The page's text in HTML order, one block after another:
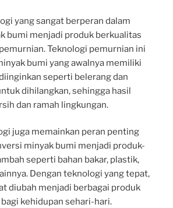
yang sangat berperan dalam
bumi menjadi produk berkualitas
Teknologi pemurnian ini
bumi yang awalnya memiliki
seperti belerang dan
dihilangkan, sehingga hasil
dan ramah lingkungan.
juga memainkan peran penting
minyak bumi menjadi produk-
seperti bahan bakar, plastik,
Dengan teknologi yang tepat,
diubah menjadi berbagai produk
kehidupan sehari-hari.